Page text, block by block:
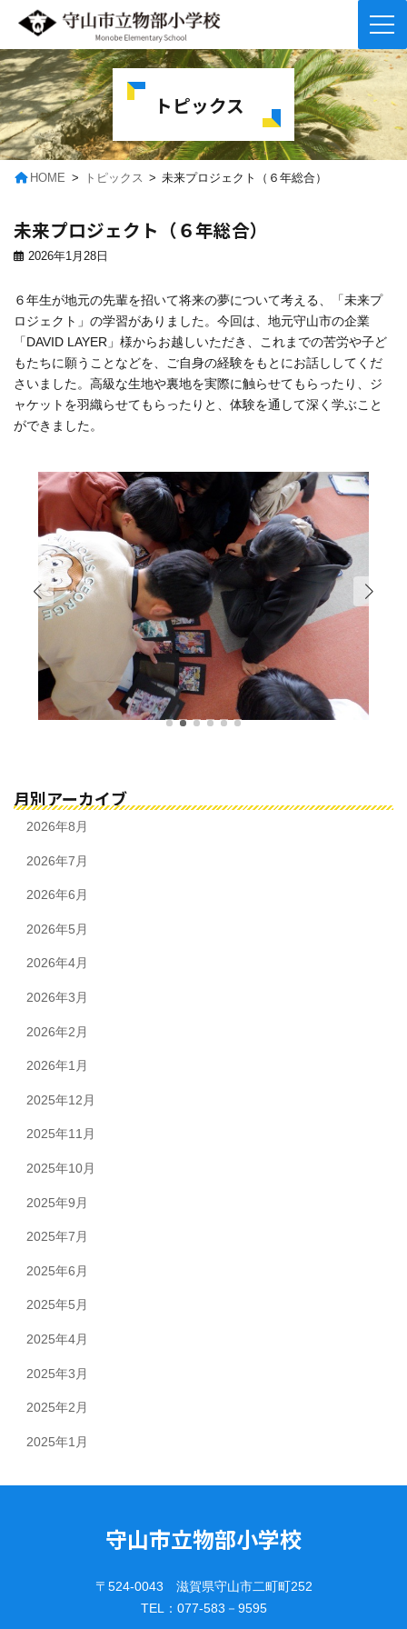
コ
ン
テ
ン
ツ
へ
ス
ナ
ビ
ゲ
ー
シ
ョ
ン
トピックス
HOME トピックス 未来プロジェクト（６年総合）
未来プロジェクト（６年総合）
2026年1月28日
６年生が地元の先輩を招いて将来の夢について考える、「未来プ
ロジェクト」の学習がありました。今回は、地元守山市の企業
「DAVID LAYER」様からお越しいただき、これまでの苦労や子ど
もたちに願うことなどを、ご自身の経験をもとにお話ししてくだ
さいました。高級な生地や裏地を実際に触らせてもらったり、ジ
ャケットを羽織らせてもらったりと、体験を通して深く学ぶこと
ができました。
月別アーカイブ
2026年8月
2026年7月
2026年6月
2026年5月
2026年4月
2026年3月
2026年2月
2026年1月
2025年12月
2025年11月
2025年10月
2025年9月
2025年7月
2025年6月
2025年5月
2025年4月
2025年3月
2025年2月
2025年1月
守山市立物部小学校
〒524-0043 滋賀県守山市二町町252
TEL：077-583－9595